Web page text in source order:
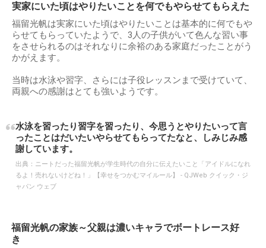
実家にいた頃はやりたいことを何でもやらせてもらえた
福留光帆は実家にいた頃はやりたいことは基本的に何でもや
らせてもらっていたようで、3人の子供がいて色んな習い事
をさせられるのはそれなりに余裕のある家庭だったことがう
かがえます。
当時は水泳や習字、さらには子役レッスンまで受けていて、
両親への感謝はとても強いようです。
水泳を習ったり習字を習ったり、今思うとやりたいって言
ったことはだいたいやらせてもらってたなと、しみじみ感
謝しています。
出典： ニートだった福留光帆が学生時代の自分に伝えたいこと「アイドルになれ
るよ！売れないけどね！」【幸せをつかむマイルール】 - QJWeb クイック・ジ
ャパン ウェブ
福留光帆の家族～父親は濃いキャラでボートレース好
き